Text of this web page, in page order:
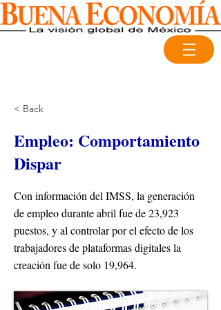
< Back
Empleo: Comportamiento
Dispar
Con información del IMSS, la generación
de empleo durante abril fue de 23,923
puestos, y al controlar por el efecto de los
trabajadores de plataformas digitales la
creación fue de solo 19,964.